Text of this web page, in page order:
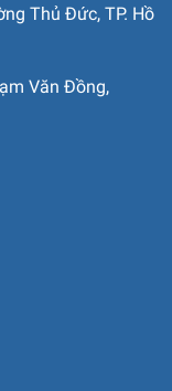
Thủ Đức, TP. Hồ
Văn Đồng,